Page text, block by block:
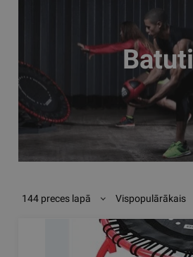
Batuti
144 preces lapā Vispopulārākais